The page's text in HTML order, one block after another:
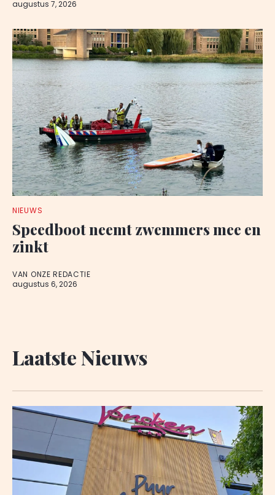
augustus 7, 2026
NIEUWS
Speedboot neemt zwemmers mee en
zinkt
VAN ONZE REDACTIE
augustus 6, 2026
Laatste Nieuws